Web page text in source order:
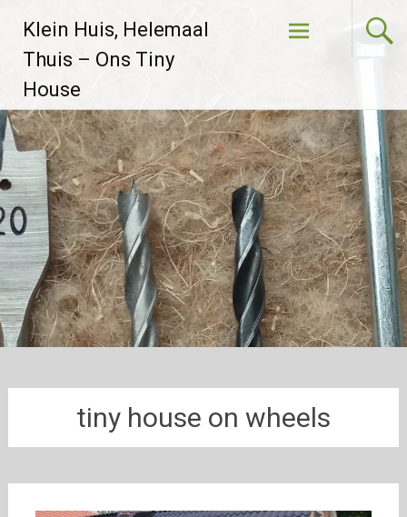
Klein Huis, Helemaal
Thuis – Ons Tiny
House
Skip to
content
tiny house on wheels